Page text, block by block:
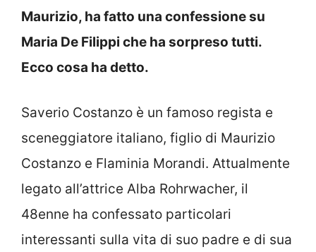
Maurizio, ha fatto una confessione su
Maria De Filippi che ha sorpreso tutti.
Ecco cosa ha detto.
Saverio Costanzo è un famoso regista e
sceneggiatore italiano, figlio di Maurizio
Costanzo e Flaminia Morandi. Attualmente
legato all’attrice Alba Rohrwacher, il
48enne ha confessato particolari
interessanti sulla vita di suo padre e di sua